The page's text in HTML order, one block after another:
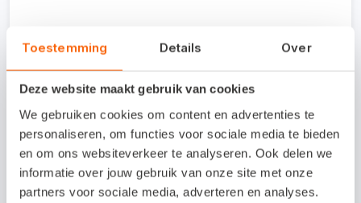
Toestemming Details Over
Deze website maakt gebruik van cookies
We gebruiken cookies om content en advertenties te
personaliseren, om functies voor sociale media te bieden
en om ons websiteverkeer te analyseren. Ook delen we
informatie over jouw gebruik van onze site met onze
partners voor sociale media, adverteren en analyses.
je bedrijf. Bij Snelstart waken we erover dat
de gegevens in je administratie veilig
opgeborgen zijn. Niet alleen omdat het
moet, maar omdat we dit belangrijk vinden.
Om je persoonlijke gegevens te
beschermen, investeren we fors in onze